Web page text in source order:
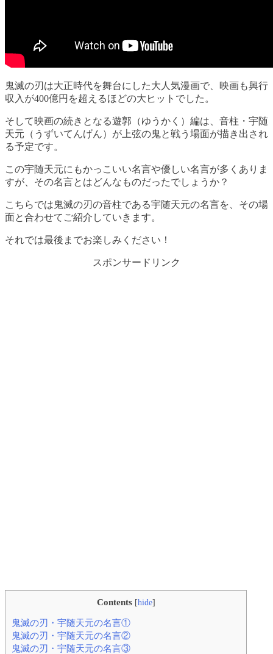
鬼滅の刃は大正時代を舞台にした大人気漫画で、映画も興行
収入が400億円を超えるほどの大ヒットでした。
そして映画の続きとなる遊郭（ゆうかく）編は、音柱・宇随
天元（うずいてんげん）が上弦の鬼と戦う場面が描き出され
る予定です。
この宇随天元にもかっこいい名言や優しい名言が多くありま
すが、その名言とはどんなものだったでしょうか？
こちらでは鬼滅の刃の音柱である宇随天元の名言を、その場
面と合わせてご紹介していきます。
それでは最後までお楽しみください！
スポンサードリンク
Contents [hide]
鬼滅の刃・宇随天元の名言①
鬼滅の刃・宇随天元の名言②
鬼滅の刃・宇随天元の名言③